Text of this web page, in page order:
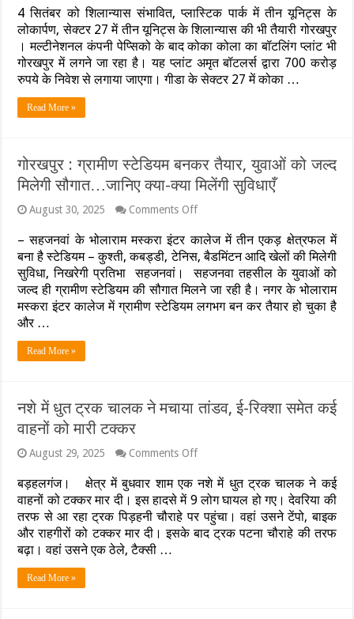
शिलान्यास
करोड़
रुपये
के
निवेश
से
1200
लोगों
रोजगार
का
मार्ग…
कोका
बॉटलिंग
प्लांट
का
सीएम
योगी
करेंगे
4 सितंबर को शिलान्यास संभावित, प्लास्टिक पार्क में तीन यूनिट्स के
लोकार्पण, सेक्टर 27 में तीन यूनिट्स के शिलान्यास की भी तैयारी गोरखपुर
। मल्टीनेशनल कंपनी पेप्सिको के बाद कोका कोला का बॉटलिंग प्लांट भी
गोरखपुर में लगने जा रहा है। यह प्लांट अमृत बॉटलर्स द्वारा 700 करोड़
रुपये के निवेश से लगाया जाएगा। गीडा के सेक्टर 27 में कोका …
Read More »
गोरखपुर : ग्रामीण स्टेडियम बनकर तैयार, युवाओं को जल्द
मिलेगी सौगात…जानिए क्या-क्या मिलेंगी सुविधाएँ
August 30, 2025 Comments Offon
:
ग्रामीण
स्टेडियम
बनकर
तैयार,
युवाओं
को
मिलेंगी
– सहजनवां के भोलाराम मस्करा इंटर कालेज में तीन एकड़ क्षेत्रफल में
बना है स्टेडियम – कुश्ती, कबड्डी, टेनिस, बैडमिंटन आदि खेलों की मिलेगी
सुविधा, निखरेगी प्रतिभा सहजनवां। सहजनवा तहसील के युवाओं को
जल्द ही ग्रामीण स्टेडियम की सौगात मिलने जा रही है। नगर के भोलाराम
मस्करा इंटर कालेज में ग्रामीण स्टेडियम लगभग बन कर तैयार हो चुका है
और …
Read More »
नशे में धुत ट्रक चालक ने मचाया तांडव, ई-रिक्शा समेत कई
वाहनों को मारी टक्कर
August 29, 2025 Comments Offon
में
धुत
ट्रक
चालक
ने
बड़हलगंज। क्षेत्र में बुधवार शाम एक नशे में धुत ट्रक चालक ने कई
वाहनों को टक्कर मार दी। इस हादसे में 9 लोग घायल हो गए। देवरिया की
तरफ से आ रहा ट्रक पिड़हनी चौराहे पर पहुंचा। वहां उसने टेंपो, बाइक
और राहगीरों को टक्कर मार दी। इसके बाद ट्रक पटना चौराहे की तरफ
बढ़ा। वहां उसने एक ठेले, टैक्सी …
Read More »